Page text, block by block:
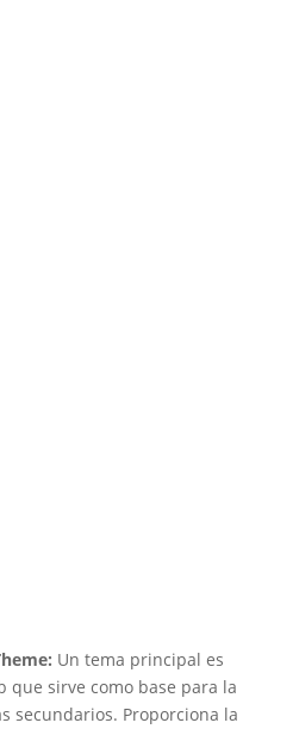
Un tema principal es
que sirve como base para la
secundarios. Proporciona la